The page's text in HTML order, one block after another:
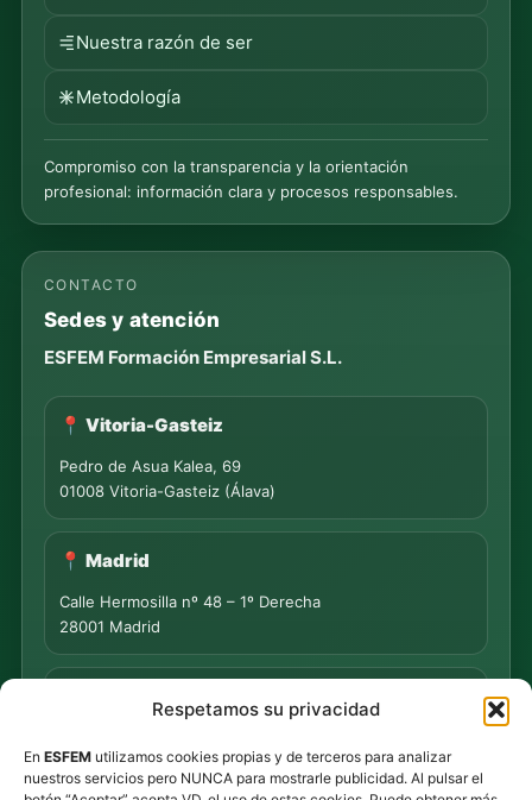
Respetamos su privacidad
En ESFEM utilizamos cookies propias y de terceros para analizar
nuestros servicios pero NUNCA para mostrarle publicidad. Al pulsar el
Nuestra razón de ser
Metodología
Compromiso con la transparencia y la orientación
profesional: información clara y procesos responsables.
CONTACTO
Sedes y atención
ESFEM Formación Empresarial S.L.
📍 Vitoria-Gasteiz
Pedro de Asua Kalea, 69
01008 Vitoria-Gasteiz (Álava)
📍 Madrid
Calle Hermosilla nº 48 – 1º Derecha
28001 Madrid
32003 Ourense